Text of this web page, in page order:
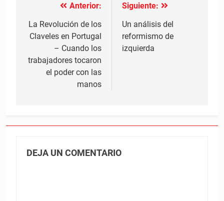
Navegación
de
entradas
Anterior:
La Revolución de los
Claveles en Portugal
– Cuando los
trabajadores tocaron
el poder con las
manos
Siguiente:
Un análisis del
reformismo de
izquierda
DEJA UN COMENTARIO